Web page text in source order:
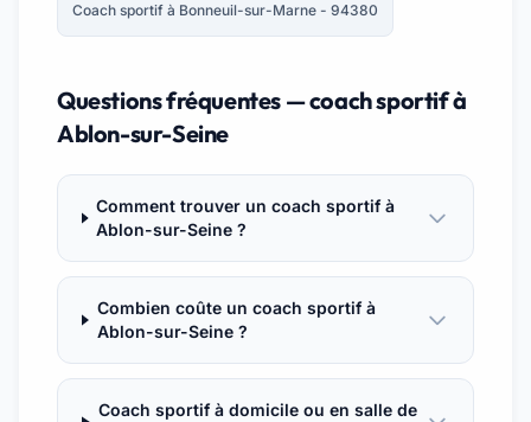
Coach sportif à Bonneuil-sur-Marne - 94380
Questions fréquentes — coach sportif à
Ablon-sur-Seine
Comment trouver un coach sportif à
Ablon-sur-Seine ?
Combien coûte un coach sportif à
Ablon-sur-Seine ?
Coach sportif à domicile ou en salle de